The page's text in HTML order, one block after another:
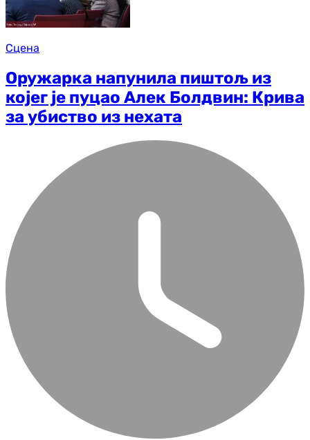
Сцена
Оружарка напунила пиштољ из
којег је пуцао Алек Болдвин: Крива
за убиство из нехата